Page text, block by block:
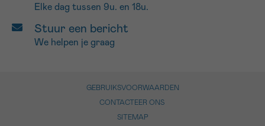
Elke dag tussen 9u. en 18u.
Stuur een bericht
We helpen je graag
GEBRUIKSVOORWAARDEN
CONTACTEER ONS
SITEMAP